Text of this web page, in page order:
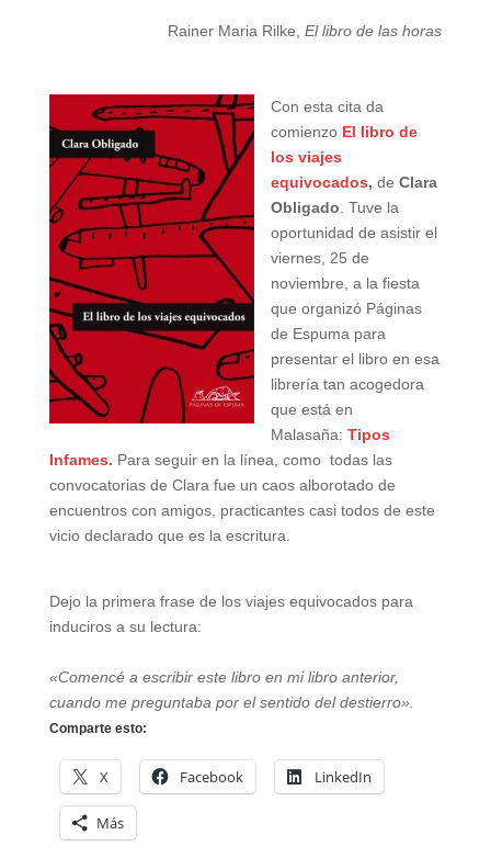
Rainer Maria Rilke,El libro de las horas
Con esta cita da
comienzo El libro de
los viajes
equivocados, de Clara
Obligado . Tuve la
oportunidad de asistir el
viernes, 25 de
noviembre, a la fiesta
que organizó Páginas
de Espuma para
presentar el libro en esa
librería tan acogedora
que está en
Malasaña: Tipos
Infames. Para seguir en la línea, como todas las
convocatorias de Clara fue un caos alborotado de
encuentros con amigos, practicantes casi todos de este
vicio declarado que es la escritura.
Dejo la primera frase de los viajes equivocados para
induciros a su lectura:
«Comencé a escribir este libro en mi libro anterior,
cuando me preguntaba por el sentido del destierro».
Comparte esto:
X Facebook LinkedIn
Más